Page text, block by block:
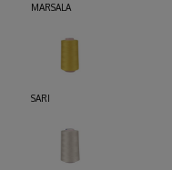
MARSALA
SARI